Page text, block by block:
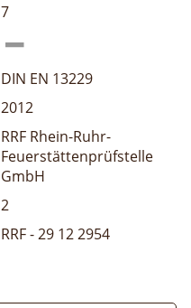
7
DIN EN 13229
2012
RRF Rhein-Ruhr-
Feuerstättenprüfstelle
GmbH
2
RRF - 29 12 2954